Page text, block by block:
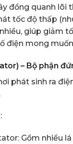
đồng quanh lõi
tốc độ thấp
giúp giảm
điện mong
– Bộ phận
phát sinh ra
Gồm nhiều